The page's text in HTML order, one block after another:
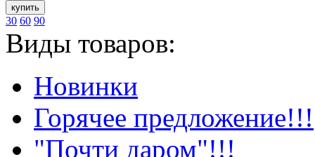
30 60 90
Виды товаров:
Новинки
Горячее предложение!!!
"Почти даром"!!!